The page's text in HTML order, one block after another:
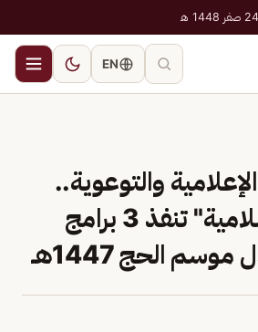
EN
والتوعوية..
"الشؤون الإسلامية" تنفذ 3 برامج
الحج 1447هـ